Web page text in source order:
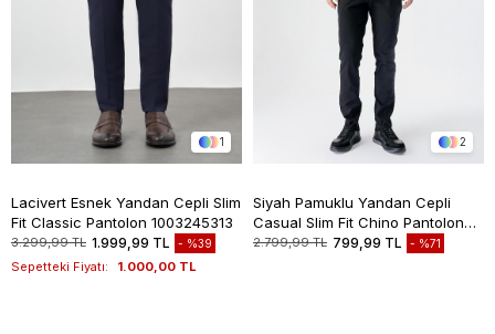
1
Lacivert Esnek Yandan Cepli Slim
Fit Classic Pantolon 1003245313
3.299,99 TL 1.999,99 TL %39
Sepetteki Fiyatı: 1.000,00 TL
2
Siyah Pamuklu Yandan Cepli
Casual Slim Fit Chino Pantolon
1003235117
2.799,99 TL 799,99 TL %71